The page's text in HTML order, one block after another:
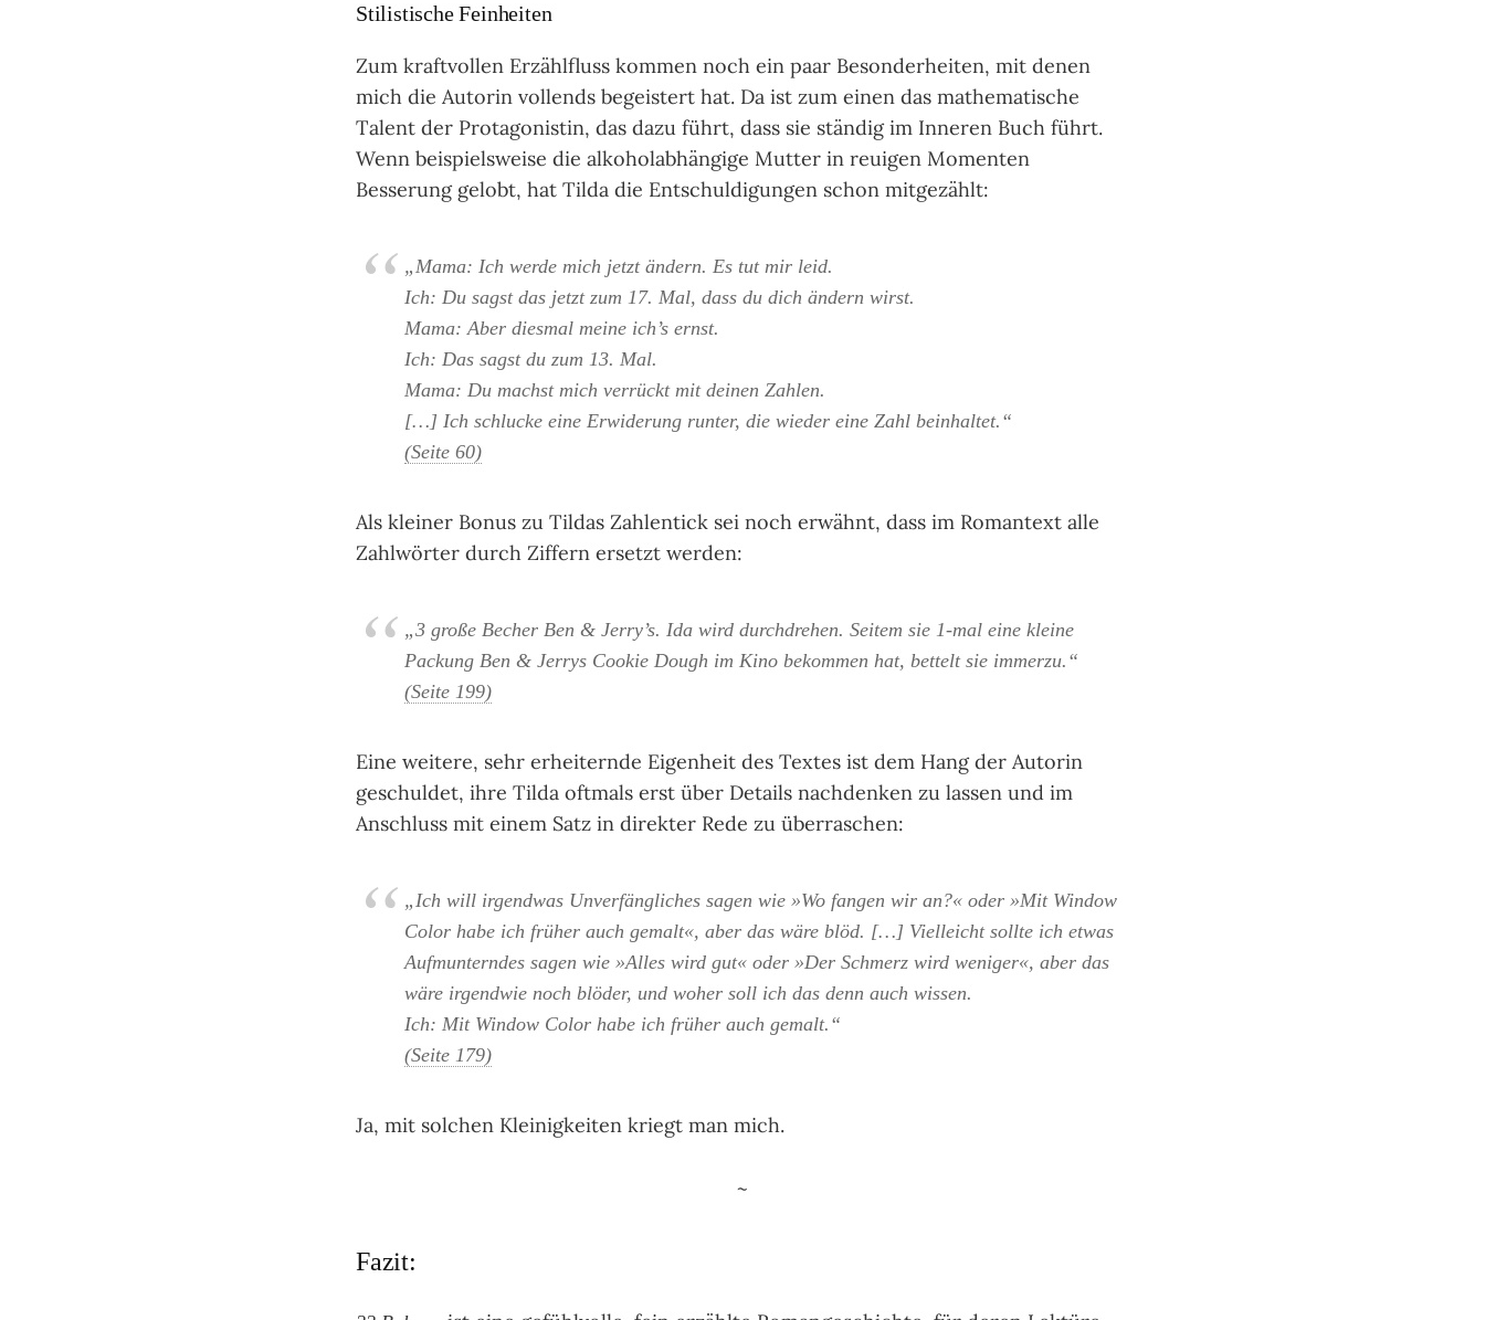
Stilistische Feinheiten
Zum kraftvollen Erzählfluss kommen noch ein paar Besonderheiten, mit denen
mich die Autorin vollends begeistert hat. Da ist zum einen das mathematische
Talent der Protagonistin, das dazu führt, dass sie ständig im Inneren Buch führt.
Wenn beispielsweise die alkoholabhängige Mutter in reuigen Momenten
Besserung gelobt, hat Tilda die Entschuldigungen schon mitgezählt:
„Mama: Ich werde mich jetzt ändern. Es tut mir leid.
Ich: Du sagst das jetzt zum 17. Mal, dass du dich ändern wirst.
Mama: Aber diesmal meine ich’s ernst.
Ich: Das sagst du zum 13. Mal.
Mama: Du machst mich verrückt mit deinen Zahlen.
[…] Ich schlucke eine Erwiderung runter, die wieder eine Zahl beinhaltet.“
(Seite 60)
Als kleiner Bonus zu Tildas Zahlentick sei noch erwähnt, dass im Romantext alle
Zahlwörter durch Ziffern ersetzt werden:
„3 große Becher Ben & Jerry’s. Ida wird durchdrehen. Seitem sie 1-mal eine kleine
Packung Ben & Jerrys Cookie Dough im Kino bekommen hat, bettelt sie immerzu.“
(Seite 199)
Eine weitere, sehr erheiternde Eigenheit des Textes ist dem Hang der Autorin
geschuldet, ihre Tilda oftmals erst über Details nachdenken zu lassen und im
Anschluss mit einem Satz in direkter Rede zu überraschen:
„Ich will irgendwas Unverfängliches sagen wie »Wo fangen wir an?« oder »Mit Window
Color habe ich früher auch gemalt«, aber das wäre blöd. […] Vielleicht sollte ich etwas
Aufmunterndes sagen wie »Alles wird gut« oder »Der Schmerz wird weniger«, aber das
wäre irgendwie noch blöder, und woher soll ich das denn auch wissen.
Ich: Mit Window Color habe ich früher auch gemalt.“
(Seite 179)
Ja, mit solchen Kleinigkeiten kriegt man mich.
~
Fazit: